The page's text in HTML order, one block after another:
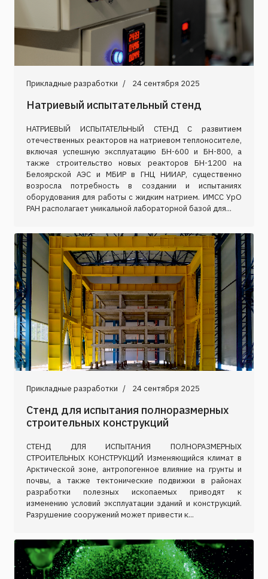
Прикладные разработки 24 сентября 2025
Натриевый испытательный стенд
НАТРИЕВЫЙ ИСПЫТАТЕЛЬНЫЙ СТЕНД С развитием
отечественных реакторов на натриевом теплоносителе,
включая успешную эксплуатацию БН-600 и БН-800, а
также строительство новых реакторов БН-1200 на
Белоярской АЭС и МБИР в ГНЦ НИИАР, существенно
возросла потребность в создании и испытаниях
оборудования для работы с жидким натрием. ИМСС УрО
РАН располагает уникальной лабораторной базой для...
Прикладные разработки 24 сентября 2025
Стенд для испытания полноразмерных
строительных конструкций
СТЕНД ДЛЯ ИСПЫТАНИЯ ПОЛНОРАЗМЕРНЫХ
СТРОИТЕЛЬНЫХ КОНСТРУКЦИЙ Изменяющийся климат в
Арктической зоне, антропогенное влияние на грунты и
почвы, а также тектонические подвижки в районах
разработки полезных ископаемых приводят к
изменению условий эксплуатации зданий и конструкций.
Разрушение сооружений может привести к...